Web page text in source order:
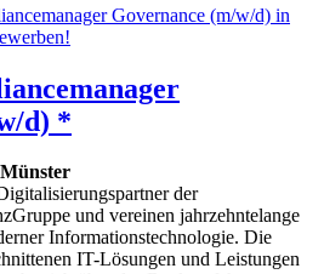
d) *
Münster
der
und vereinen jahrzehntelange
Informationstechnologie. Die
IT-Lösungen und Leistungen